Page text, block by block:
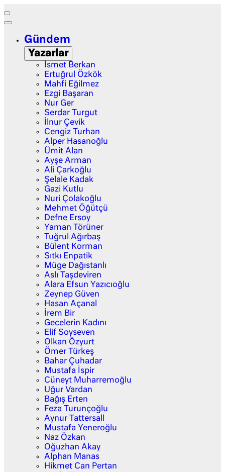
Gündem
Yazarlar
İsmet Berkan
Ertuğrul Özkök
Mahfi Eğilmez
Ezgi Başaran
Nur Ger
Serdar Turgut
İlnur Çevik
Cengiz Turhan
Alper Hasanoğlu
Ümit Alan
Ayşe Arman
Ali Çarkoğlu
Şelale Kadak
Gazi Kutlu
Nuri Çolakoğlu
Mehmet Öğütçü
Defne Ersoy
Yaman Törüner
Tuğrul Ağırbaş
Bülent Korman
Sıtkı Enpatik
Müge Dağıstanlı
Aslı Taşdeviren
Alara Efsun Yazıcıoğlu
Zeynep Güven
Hasan Açanal
İrem Bir
Gecelerin Kadını
Elif Soyseven
Olkan Özyurt
Ömer Türkeş
Bahar Çuhadar
Mustafa İspir
Cüneyt Muharremoğlu
Uğur Vardan
Bağış Erten
Feza Turunçoğlu
Aynur Tattersall
Mustafa Yeneroğlu
Naz Özkan
Oğuzhan Akay
Alphan Manas
Hikmet Can Pertan